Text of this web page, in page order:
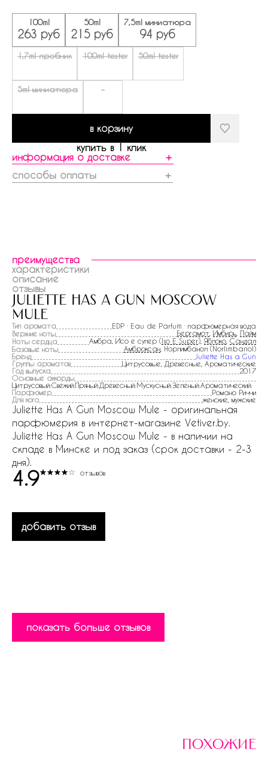
100ml
263 руб
50ml
215 руб
7,5ml миниатюра
94 руб
1,7ml пробник 100ml tester 50ml tester
5ml миниатюра -
в корзину
купить в 1 клик
информация о доставке
＋
способы оплаты
＋
преимущества
характеристики
описание
отзывы
juliette has a gun moscow
mule
Тип аромата
EDP · Eau de Parfum · парфюмерная вода
Верхние ноты
Бергамот Имбирь Лайм
Ноты сердца
Амбра, Исо е супер (Iso E Super), Яблоко Сандал
Базовые ноты
Амброксан , Норлимбанол (Norlimbanol)
Бренд
Juliette Has a Gun
Группы ароматов
Цитрусовые, Древесные, Ароматические
Год выпуска
2017
Основные аккорды
Цитрусовый:Свежий:Пряный:Древесный:Мускусный:Зеленый:Ароматический:
Парфюмер
Романо Риччи
Для кого
женские, мужские
Juliette Has A Gun Moscow Mule - оригинальная
парфюмерия в интернет-магазине Vetiver.by.
Juliette Has A Gun Moscow Mule - в наличии на
складе в Минске и под заказ (срок доставки - 2-3
дня).
4.9 отзывов
добавить отзыв
показать больше отзывов
похожие